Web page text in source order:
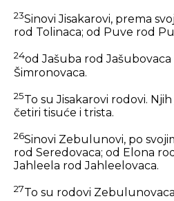
23Sinovi Jisakarovi, prema
rod Tolinaca; od Puve rod
24od Jašuba rod Jašubovaca
Šimronovaca.
25To su Jisakarovi rodovi.
četiri tisuće i trista.
26Sinovi Zebulunovi, po
rod Seredovaca; od Elona
Jahleela rod Jahleelovaca.
27To su rodovi